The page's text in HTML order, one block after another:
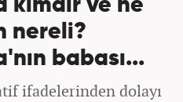
kimdir ve ne
nereli?
babası...
ifadelerinden dolayı